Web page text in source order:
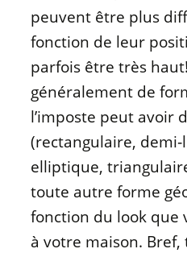
peuvent être plus
fonction de leur
parfois être très
généralement de
l’imposte peut avoir
(rectangulaire,
elliptique,
toute autre forme
fonction du look que
à votre maison.